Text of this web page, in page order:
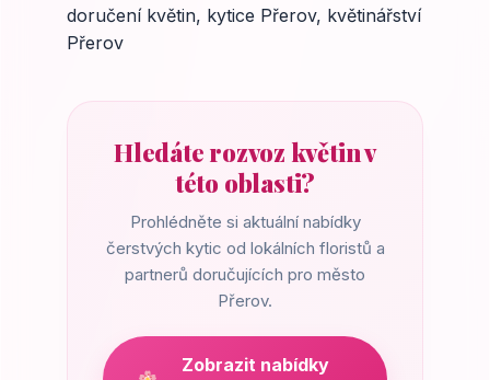
doručení květin, kytice Přerov, květinářství
Přerov
Hledáte rozvoz květin v
této oblasti?
Prohlédněte si aktuální nabídky
čerstvých kytic od lokálních floristů a
partnerů doručujících pro město
Přerov.
Zobrazit nabídky